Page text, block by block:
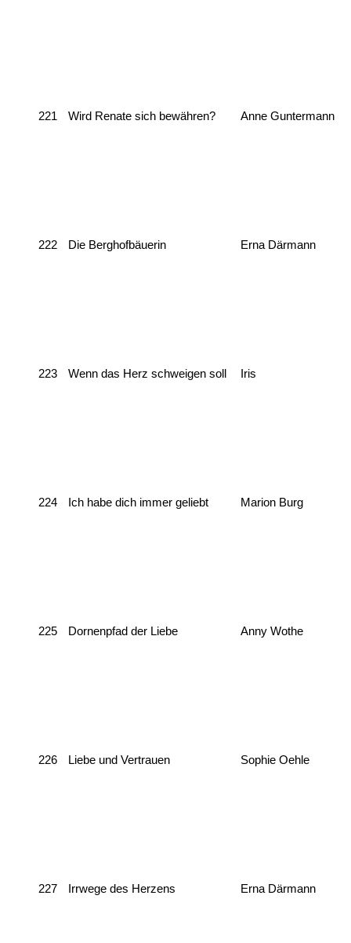
221 Wird Renate sich bewähren? Anne Guntermann
222 Die Berghofbäuerin Erna Därmann
223 Wenn das Herz schweigen soll Iris
224 Ich habe dich immer geliebt Marion Burg
225 Dornenpfad der Liebe Anny Wothe
226 Liebe und Vertrauen Sophie Oehle
227 Irrwege des Herzens Erna Därmann